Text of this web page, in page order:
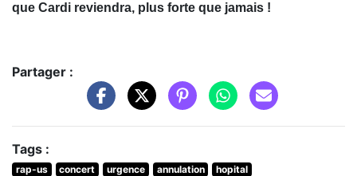
que Cardi reviendra, plus forte que jamais !
Partager :
Tags :
rap-us concert urgence annulation
hopital